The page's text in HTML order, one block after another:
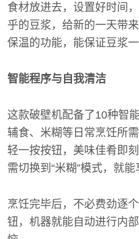
食材放进去，设置好时间
乎的豆浆，给新的一天带
保温的功能，能保证豆浆一
智能程序与自我清洁
这款破壁机配备了10种智
辅食、米糊等日常烹饪所
轻一按按钮，美味佳肴即
需切换到“米糊”模式，就
烹饪完毕后，不必费劲逐
钮，机器就能自动进行内